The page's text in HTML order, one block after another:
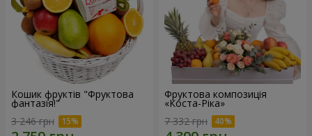
Кошик фруктів "Фруктова
фантазія!"
3 246 грн
Фруктова композиція
«Коста-Ріка»
7 332 грн